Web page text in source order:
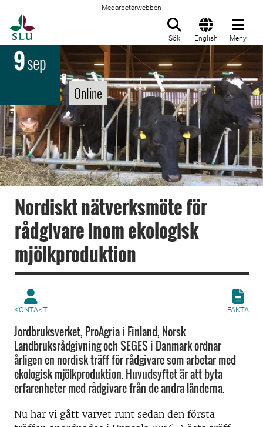
Medarbetarwebben
Sök English Meny
9sep
Online
Nordiskt nätverksmöte för
rådgivare inom ekologisk
mjölkproduktion
KONTAKT FAKTA
Jordbruksverket, ProAgria i Finland, Norsk
Landbruksrådgivning och SEGES i Danmark ordnar
årligen en nordisk träff för rådgivare som arbetar med
ekologisk mjölkproduktion. Huvudsyftet är att byta
erfarenheter med rådgivare från de andra länderna.
Nu har vi gått varvet runt sedan den första